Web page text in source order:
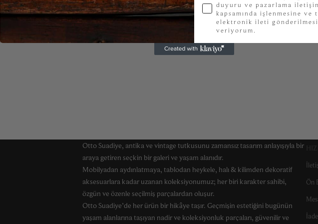
Otto Suadiye, antika ve vintage tutkusunu zamansız tasarım anlayışıyla bir
araya getiren seçkin bir galeri ve yaşam alanıdır.
Mobilyadan aydınlatmaya, tablodan heykele, halı & kilimden dekoratif
aksesuarlara kadar uzanan koleksiyonumuz; her biri karakter sahibi,
özgün ve özenle seçilmiş parçalardan oluşur.
Otto Suadiye’de her ürün bir hikâye taşır. Geçmişin estetiğini bugünün
yaşam alanlarına taşıyan nadir ve koleksiyonluk parçaları, güvenilir ve
Ön
duyuru ve pazarlama
kapsamında işlenmesine ve
elektronik ileti
veriyorum.